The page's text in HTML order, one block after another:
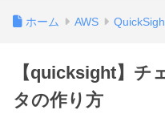
ホーム AWS
【quicksight】チ
タの作り方